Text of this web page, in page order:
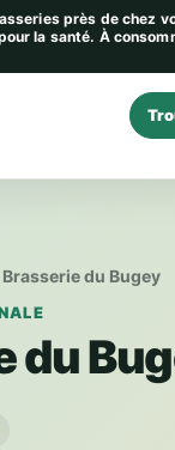
près de chez
la santé. À
Brasserie du Bugey
du